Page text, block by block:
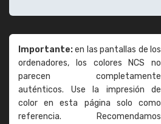
Importante:en las pantallas de los
ordenadores, los colores NCS no
parecen completamente
auténticos. Use la impresión de
color en esta página solo como
referencia. Recomendamos